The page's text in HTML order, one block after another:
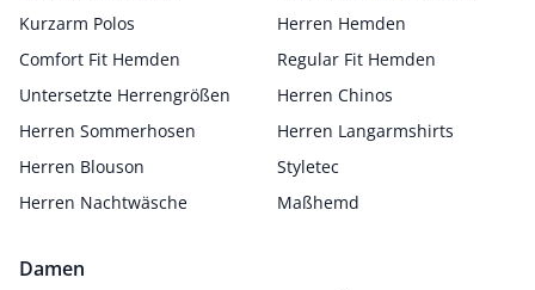
Kurzarm Polos
Herren Hemden
Comfort Fit Hemden
Regular Fit Hemden
Untersetzte Herrengrößen
Herren Chinos
Herren Sommerhosen
Herren Langarmshirts
Herren Blouson
Styletec
Herren Nachtwäsche
Maßhemd
Damen